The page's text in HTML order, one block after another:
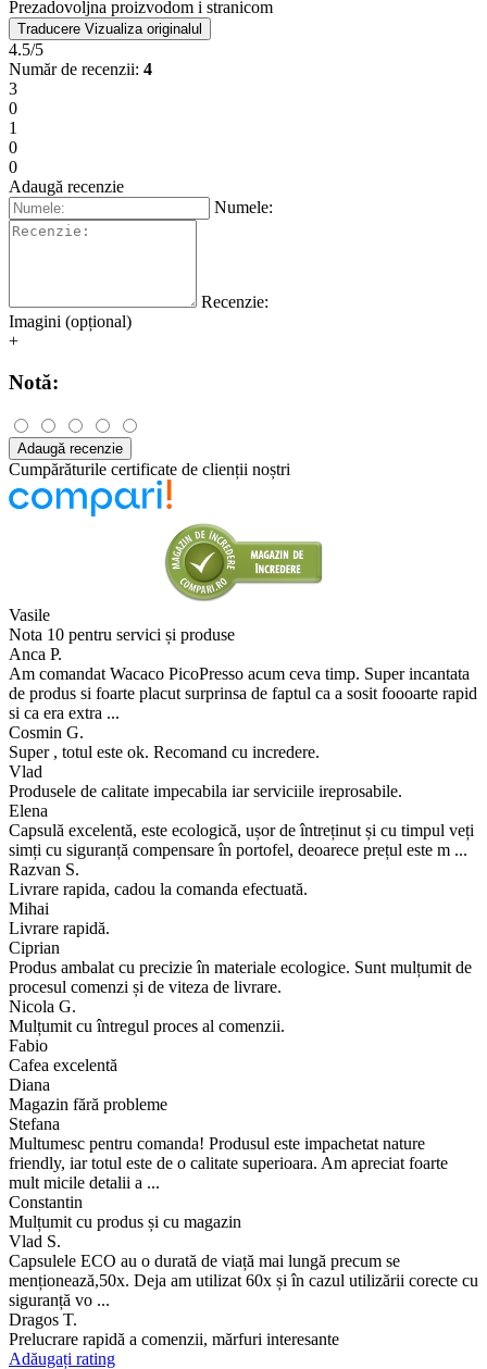
Prezadovoljna proizvodom i stranicom
Traducere Vizualiza originalul
4.5/5
Număr de recenzii: 4
3
0
1
0
0
Adaugă recenzie
Numele:
Recenzie:
Imagini (opțional)
+
Notă:
Adaugă recenzie
Cumpărăturile certificate de clienții noștri
Vasile
Nota 10 pentru servici și produse
Anca P.
Am comandat Wacaco PicoPresso acum ceva timp. Super incantata
de produs si foarte placut surprinsa de faptul ca a sosit foooarte rapid
si ca era extra ...
Cosmin G.
Super , totul este ok. Recomand cu incredere.
Vlad
Produsele de calitate impecabila iar serviciile ireprosabile.
Elena
Capsulă excelentă, este ecologică, ușor de întreținut și cu timpul veți
simți cu siguranță compensare în portofel, deoarece prețul este m ...
Razvan S.
Livrare rapida, cadou la comanda efectuată.
Mihai
Livrare rapidă.
Ciprian
Produs ambalat cu precizie în materiale ecologice. Sunt mulțumit de
procesul comenzi și de viteza de livrare.
Nicola G.
Mulțumit cu întregul proces al comenzii.
Fabio
Cafea excelentă
Diana
Magazin fără probleme
Stefana
Multumesc pentru comanda! Produsul este impachetat nature
friendly, iar totul este de o calitate superioara. Am apreciat foarte
mult micile detalii a ...
Constantin
Mulțumit cu produs și cu magazin
Vlad S.
Capsulele ECO au o durată de viață mai lungă precum se
menționează,50x. Deja am utilizat 60x și în cazul utilizării corecte cu
siguranță vo ...
Dragos T.
Prelucrare rapidă a comenzii, mărfuri interesante
Adăugați rating